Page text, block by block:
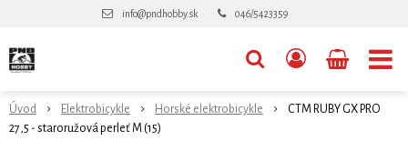
info@pndhobby.sk 046/5423359
Úvod Elektrobicykle Horské elektrobicykle
CTM RUBY GX PRO
27,5 - staroružová perleť M (15)